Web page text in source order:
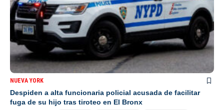
NUEVA YORK
Despiden a alta funcionaria policial acusada de facilitar
fuga de su hijo tras tiroteo en El Bronx